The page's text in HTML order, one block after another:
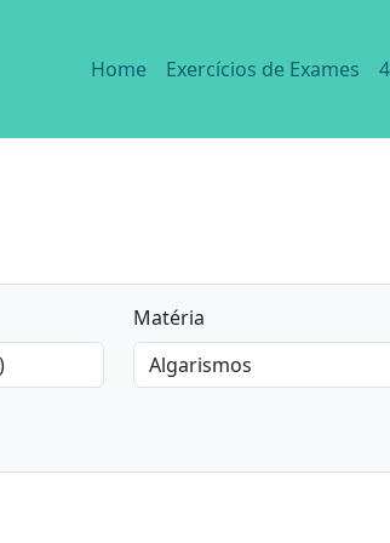
Home Exercícios de Exames
Matéria